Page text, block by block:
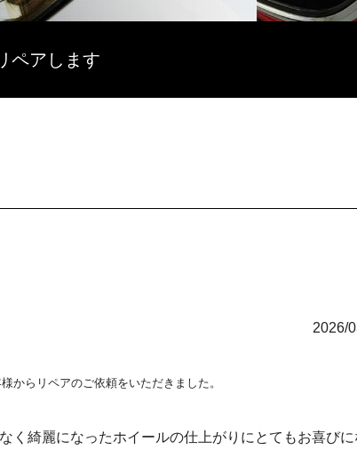
ペアします
2026/
からリペアのご依頼をいただきました。
く綺麗になったホイールの仕上がりにとてもお喜び